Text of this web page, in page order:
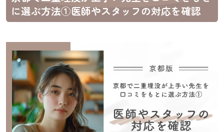
に選ぶ方法①医師やスタッフの対応を確認